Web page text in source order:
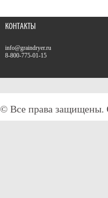
КОНТАКТЫ
info@graindryer.ru
8-800-775-01-15
© Все права